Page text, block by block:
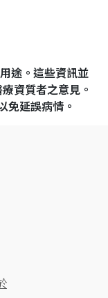
途。這些資訊並
資質者之意見。
免延誤病情。